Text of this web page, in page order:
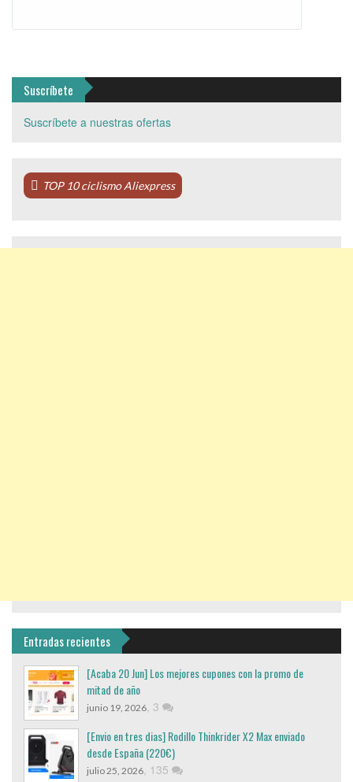
Suscríbete
Suscríbete a nuestras ofertas
TOP 10 ciclismo Aliexpress
Entradas recientes
[Acaba 20 Jun] Los mejores cupones con la promo de
mitad de año
junio 19, 2026 3
[Envio en tres dias] Rodillo Thinkrider X2 Max enviado
desde España (220€)
julio 25, 2026 135